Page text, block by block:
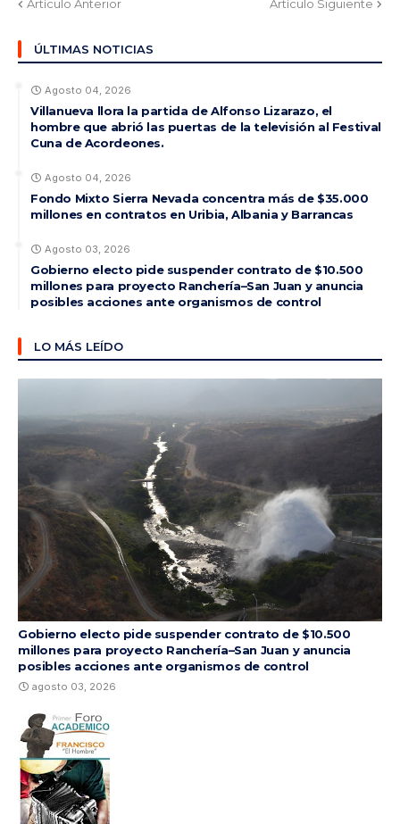
Artículo Anterior Artículo Siguiente
ÚLTIMAS NOTICIAS
Agosto 04, 2026
Villanueva llora la partida de Alfonso Lizarazo, el
hombre que abrió las puertas de la televisión al Festival
Cuna de Acordeones.
Agosto 04, 2026
Fondo Mixto Sierra Nevada concentra más de $35.000
millones en contratos en Uribia, Albania y Barrancas
Agosto 03, 2026
Gobierno electo pide suspender contrato de $10.500
millones para proyecto Ranchería–San Juan y anuncia
posibles acciones ante organismos de control
LO MÁS LEÍDO
Gobierno electo pide suspender contrato de $10.500
millones para proyecto Ranchería–San Juan y anuncia
posibles acciones ante organismos de control
agosto 03, 2026